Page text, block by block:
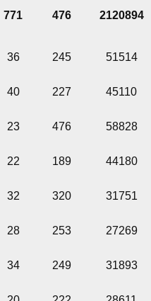
771 476 2120894
36 245 51514
40 227 45110
23 476 58828
22 189 44180
32 320 31751
28 253 27269
34 249 31893